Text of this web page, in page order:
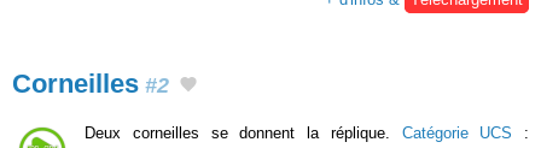
Corneilles #2
Deux corneilles se donnent la réplique. Catégorie UCS :